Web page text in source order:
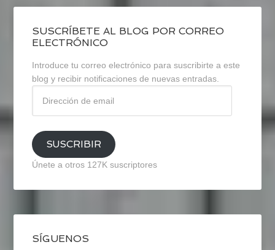
SUSCRÍBETE AL BLOG POR CORREO
ELECTRÓNICO
Introduce tu correo electrónico para suscribirte a este
blog y recibir notificaciones de nuevas entradas.
email
SUSCRIBIR
Únete a otros 127K suscriptores
SÍGUENOS